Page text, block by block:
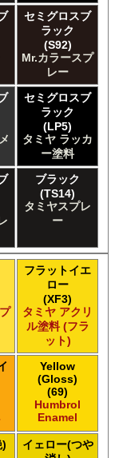
サー/プライマー
タリック 2
イマー
セミグロスブ
ラック
(S92)
Mr.カラースプ
レー
セミグロスブ
ラック
(LP5)
タミヤ ラッカ
ー塗料
ブラック
(TS14)
タミヤスプレ
ー
フラットイエ
ロー
(XF3)
タミヤ アクリ
ル塗料 (フラ
ット)
Yellow
(Gloss)
(69)
Humbrol
Enamel
)
イェロー(つや